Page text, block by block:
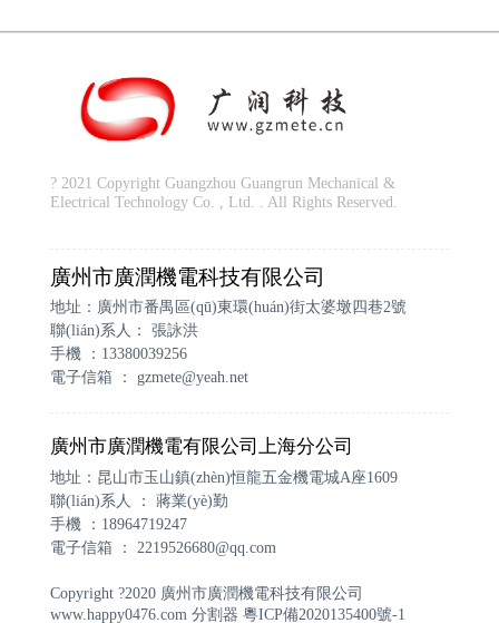
? 2021 Copyright Guangzhou Guangrun Mechanical &
Electrical Technology Co. , Ltd. . All Rights Reserved.
廣州市廣潤機電科技有限公司
地址：廣州市番禺區(qū)東環(huán)街太婆墩四巷2號
聯(lián)系人： 張詠洪
手機 ：13380039256
電子信箱 ： gzmete@yeah.net
廣州市廣潤機電有限公司上海分公司
地址：昆山市玉山鎮(zhèn)恒龍五金機電城A座1609
聯(lián)系人 ： 蔣業(yè)勤
手機 ：18964719247
電子信箱 ： 2219526680@qq.com
Copyright ?2020 廣州市廣潤機電科技有限公司
www.happy0476.com 分割器 粵ICP備2020135400號-1